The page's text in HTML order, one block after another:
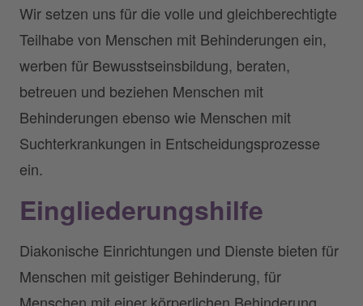
Wir setzen uns für die volle und gleichberechtigte
Teilhabe von Menschen mit Behinderungen ein,
werben für Bewusstseinsbildung, beraten,
betreuen und beziehen Menschen mit
Behinderungen ebenso wie Menschen mit
Suchterkrankungen in Entscheidungsprozesse
ein.
Eingliederungshilfe
Diakonische Einrichtungen und Dienste bieten für
Menschen mit geistiger Behinderung, für
Menschen mit einer körperlichen Behinderung